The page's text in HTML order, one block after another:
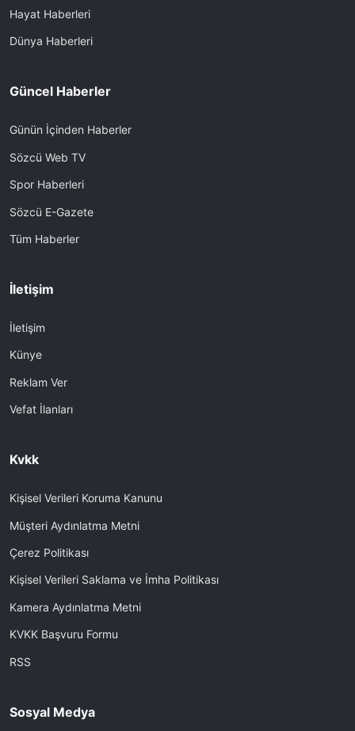
Hayat Haberleri
Dünya Haberleri
Güncel Haberler
Günün İçinden Haberler
Sözcü Web TV
Spor Haberleri
Sözcü E-Gazete
Tüm Haberler
İletişim
İletişim
Künye
Reklam Ver
Vefat İlanları
Kvkk
Kişisel Verileri Koruma Kanunu
Müşteri Aydınlatma Metni
Çerez Politikası
Kişisel Verileri Saklama ve İmha Politikası
Kamera Aydınlatma Metni
KVKK Başvuru Formu
RSS
Sosyal Medya